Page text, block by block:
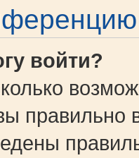
войти?
правильно